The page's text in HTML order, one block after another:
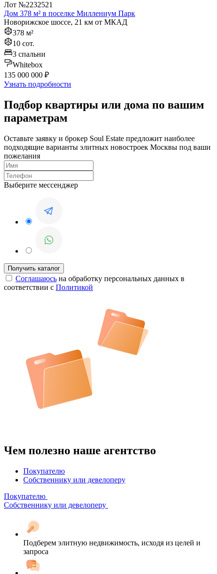
Лот №2232521
Дом 378 м² в поселке Миллениум Парк
Новорижское шоссе, 21 км от МКАД
378 м²
10 сот.
3 спальни
Whitebox
135 000 000 ₽
Узнать подробности
Подбор квартиры или дома по вашим
параметрам
Оставьте заявку и брокер Soul Estate предложит наиболее
подходящие варианты элитных новостроек Москвы под ваши
пожелания
Выберите мессенджер
Соглашаюсь на обработку персональных данных в
соответствии с Политикой
Чем полезно наше агентство
Покупателю
Собственнику или девелоперу
Покупателю
Собственнику или девелоперу
Подберем элитную недвижимость, исходя из целей и
запроса